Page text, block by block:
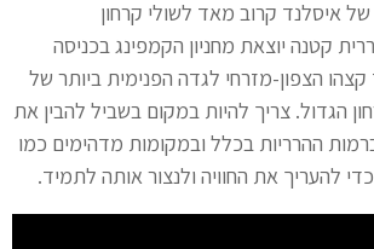
איסלנד קרוב מאד לשולי קרחון
קטנה יוצאת מחניון הקמפינג בכניסה
הצפון-מזרחי לגדה הפנימית ביותר של
הגדול. צריך להיות במקום בשביל להבין את
ההרריות בכלל ובמקומות מדהימים כמו
להעריך את החוויה ולנצור אותה לתמיד.